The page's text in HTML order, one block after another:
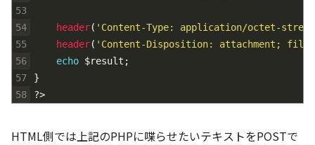
53
54
55
56
57
58
header( 'Content-Type: application/octet-
header( 'Content-Disposition: attachment;
echo $result ;
}
?>
HTML側では上記のPHPに喋らせたいテキストをPOSTで